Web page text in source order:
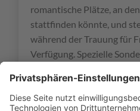
romantische Plätze, an
stattfinden könnte, und
während der Trauung für
Verfügung. Spezielle
Planerin lebt schon seit